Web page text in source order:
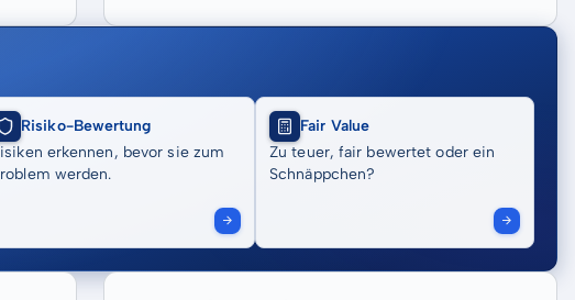
Risiko-Bewertung
erkennen, bevor sie zum
werden.
Fair Value
Zu teuer, fair bewertet oder ein
Schnäppchen?